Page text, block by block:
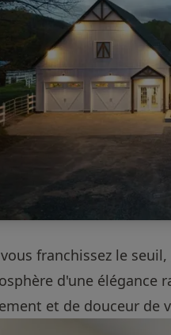
franchissez le
d'une élégance
et de douceur de